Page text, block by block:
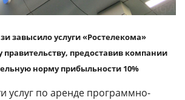
завысило услуги «Ростелекома»
правительству, предоставив компании
норму прибыльности 10%
услуг по аренде программно-